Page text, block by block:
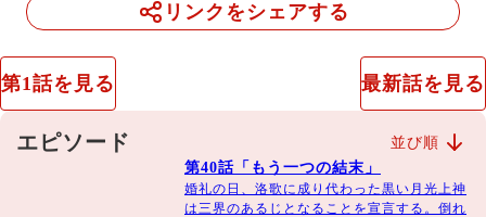
世に出て多くの大事を成し遂げるという運命を授けられ
る。10年後、柳梢は並外れた霊力を秘めた娘に成長し、仙
梢の持つ霊力を奪おうとする陸地の妖王の襲撃を受け、抵
抗しようとするも命の危機に。するとそこに猟妖師の陸離
（チャン･ビンビン）が現れ、柳梢を妖王の魔の手から救
リンクをシェアする
第1話を見る 最新話を見る
エピソード
並び順
第40話「もう一つの結末」
婚礼の日、洛歌に成り代わった黒い月光上神
は三界のあるじとなることを宣言する。倒れ